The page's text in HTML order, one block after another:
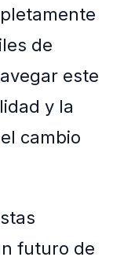
de
este
y la
cambio
futuro de